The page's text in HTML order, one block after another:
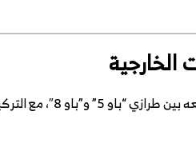
الخارجية
8″، مع التركيز على المساحة الداخلية والراحة دون التضحية بالقدرات الميدانية: